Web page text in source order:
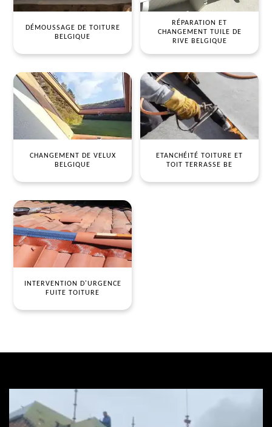
DÉMOUSSAGE DE TOITURE
BELGIQUE
RÉPARATION ET
CHANGEMENT TUILE DE
RIVE BELGIQUE
CHANGEMENT DE VELUX
BELGIQUE
ETANCHÉITÉ TOITURE ET
TOIT TERRASSE BE
INTERVENTION D'URGENCE
FUITE TOITURE